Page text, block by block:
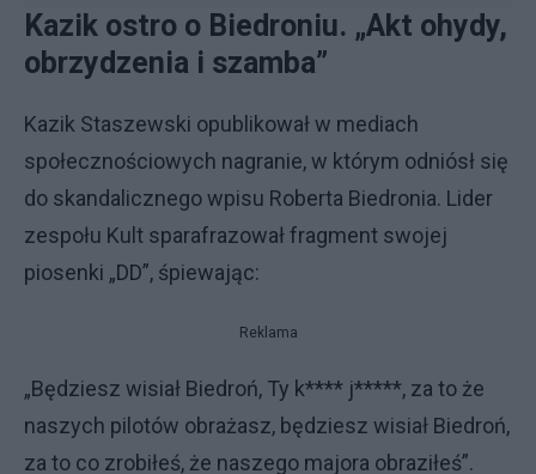
Kazik ostro o Biedroniu. „Akt ohydy,
obrzydzenia i szamba”
Kazik Staszewski opublikował w mediach
społecznościowych nagranie, w którym odniósł się
do skandalicznego wpisu Roberta Biedronia. Lider
zespołu Kult sparafrazował fragment swojej
piosenki „DD”, śpiewając:
Reklama
„Będziesz wisiał Biedroń, Ty k**** j*****, za to że
naszych pilotów obrażasz, będziesz wisiał Biedroń,
za to co zrobiłeś, że naszego majora obraziłeś”.